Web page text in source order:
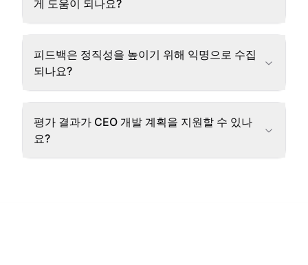
게 도움이 되나요?
피드백은 정직성을 높이기 위해 익명으로 수집
되나요?
평가 결과가 CEO 개발 계획을 지원할 수 있나
요?